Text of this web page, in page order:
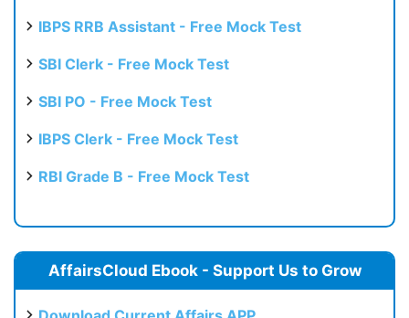
IBPS RRB Assistant - Free Mock Test
SBI Clerk - Free Mock Test
SBI PO - Free Mock Test
IBPS Clerk - Free Mock Test
RBI Grade B - Free Mock Test
AffairsCloud Ebook - Support Us to Grow